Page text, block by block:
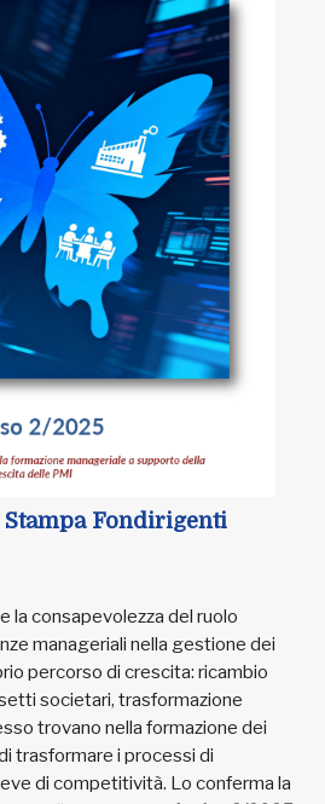
Fondirigenti
la consapevolezza del ruolo
manageriali nella gestione dei
percorso di crescita: ricambio
societari, trasformazione
trovano nella formazione dei
trasformare i processi di
di competitività. Lo conferma la